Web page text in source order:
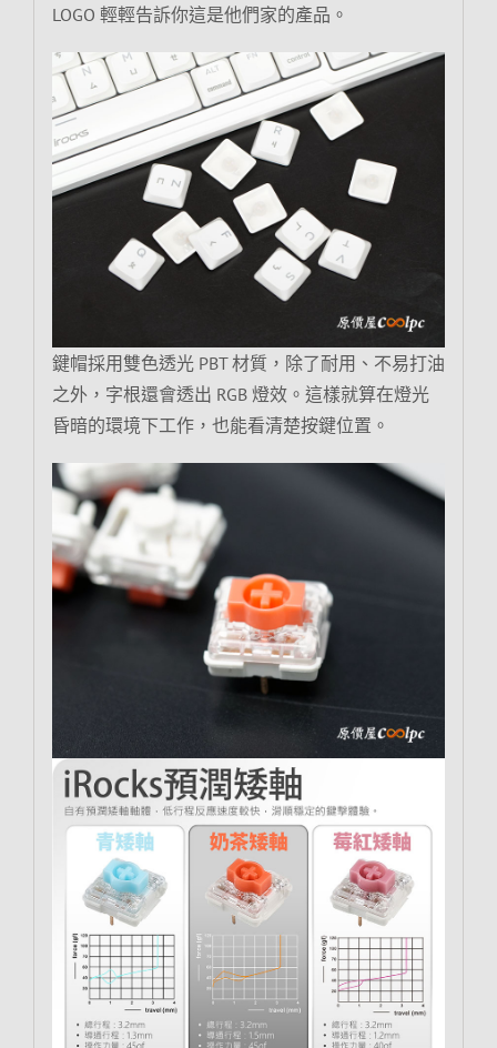
LOGO 輕輕告訴你這是他們家的產品。
鍵帽採用雙色透光 PBT 材質，除了耐用、不易打油
之外，字根還會透出 RGB 燈效。這樣就算在燈光
昏暗的環境下工作，也能看清楚按鍵位置。